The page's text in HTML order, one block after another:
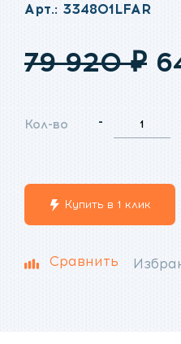
Арт.: 334801LFAR
79 920₽
79
₽.
Кол-во -
Купить в 1 клик
Сравнить